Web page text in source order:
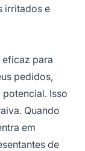
irritados e
eficaz para
pedidos,
Isso
Quando
em
de